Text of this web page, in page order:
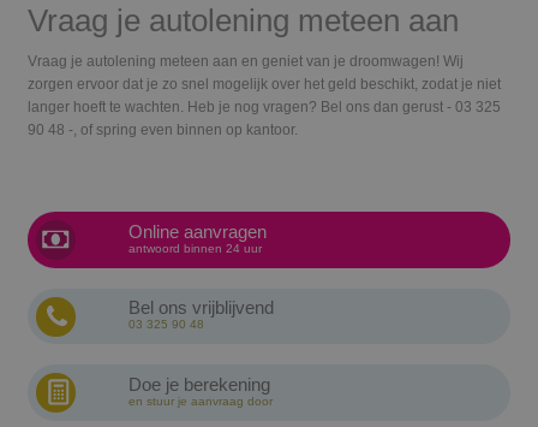
Vraag je autolening meteen aan
Vraag je autolening meteen aan en geniet van je droomwagen! Wij
zorgen ervoor dat je zo snel mogelijk over het geld beschikt, zodat je niet
langer hoeft te wachten. Heb je nog vragen? Bel ons dan gerust - 03 325
90 48 -, of spring even binnen op kantoor.
Online aanvragen
antwoord binnen 24 uur
Bel ons vrijblijvend
03 325 90 48
Doe je berekening
en stuur je aanvraag door